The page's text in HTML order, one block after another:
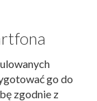
go do
zgodnie z